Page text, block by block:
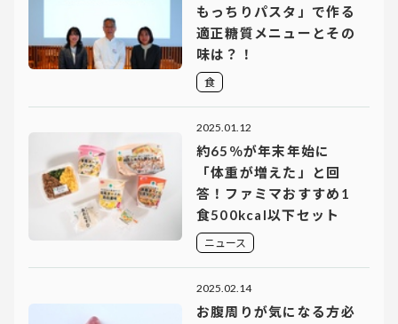
もっちりパスタ」で作る
適正糖質メニューとその
味は？！
食
2025.01.12
約65％が年末年始に
「体重が増えた」と回
答！ファミマおすすめ1
食500kcal以下セット
ニュース
2025.02.14
お腹周りが気になる方必